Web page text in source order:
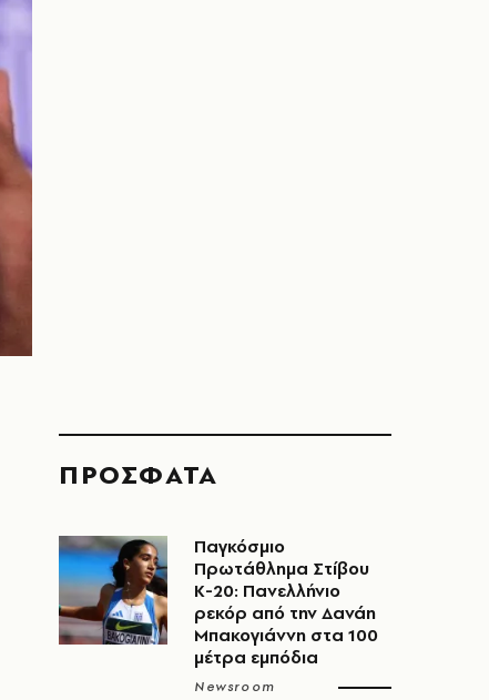
ΠΡΟΣΦΑΤΑ
Παγκόσμιο
Πρωτάθλημα Στίβου
Κ-20: Πανελλήνιο
ρεκόρ από την Δανάη
Μπακογιάννη στα 100
μέτρα εμπόδια
Newsroom